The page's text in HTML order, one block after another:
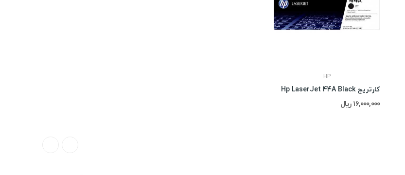
HP
کارتریج Hp LaserJet 44A Black
16,000,000 ریال